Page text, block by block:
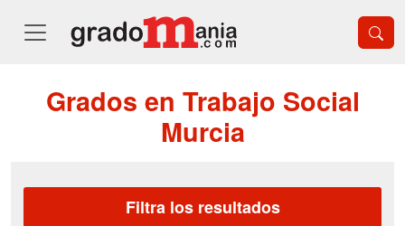
Grados en Trabajo Social
Murcia
Filtra los resultados